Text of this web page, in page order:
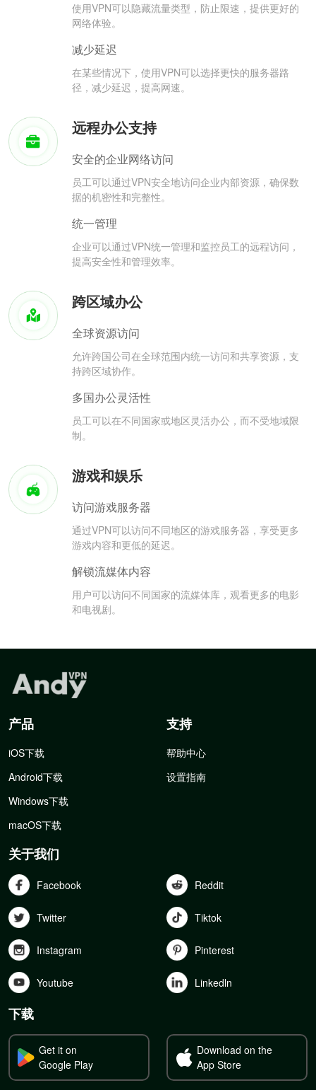
使用VPN可以隐藏流量类型，防止限速，提供更好的
网络体验。
减少延迟
在某些情况下，使用VPN可以选择更快的服务器路
径，减少延迟，提高网速。
远程办公支持
安全的企业网络访问
员工可以通过VPN安全地访问企业内部资源，确保数
据的机密性和完整性。
统一管理
企业可以通过VPN统一管理和监控员工的远程访问，
提高安全性和管理效率。
跨区域办公
全球资源访问
允许跨国公司在全球范围内统一访问和共享资源，支
持跨区域协作。
多国办公灵活性
员工可以在不同国家或地区灵活办公，而不受地域限
制。
游戏和娱乐
访问游戏服务器
通过VPN可以访问不同地区的游戏服务器，享受更多
游戏内容和更低的延迟。
解锁流媒体内容
用户可以访问不同国家的流媒体库，观看更多的电影
和电视剧。
产品
iOS下载
Android下载
Windows下载
macOS下载
支持
帮助中心
设置指南
关于我们
Facebook Reddit
Twitter Tiktok
Instagram Pinterest
Youtube Linkedln
下载
Get it on
Google Play
Download on the
App Store